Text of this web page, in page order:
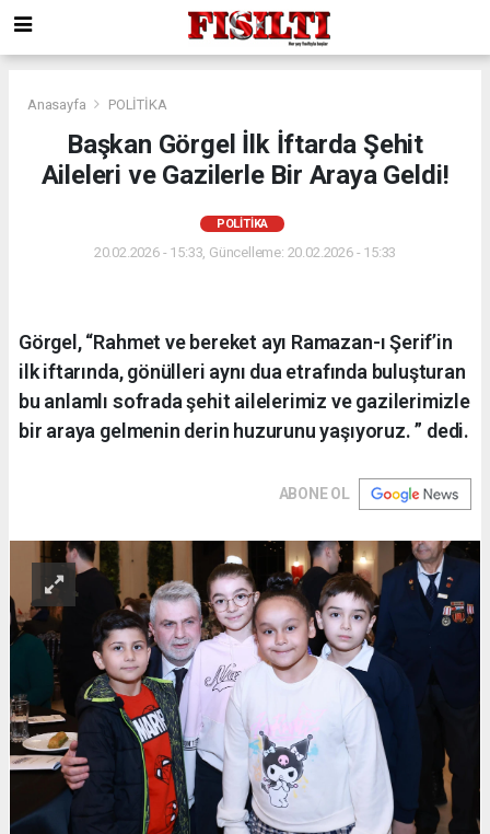
Anasayfa POLİTİKA
Başkan Görgel İlk İftarda Şehit
Aileleri ve Gazilerle Bir Araya Geldi!
POLİTİKA
20.02.2026 - 15:33, Güncelleme: 20.02.2026 - 15:33
Görgel, “Rahmet ve bereket ayı Ramazan-ı Şerif’in
ilk iftarında, gönülleri aynı dua etrafında buluşturan
bu anlamlı sofrada şehit ailelerimiz ve gazilerimizle
bir araya gelmenin derin huzurunu yaşıyoruz. ” dedi.
ABONE OL